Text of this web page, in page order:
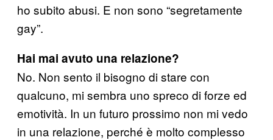
ho subito abusi. E non sono “segretamente
gay”.
Hai mai avuto una relazione?
No. Non sento il bisogno di stare con
qualcuno, mi sembra uno spreco di forze ed
emotività. In un futuro prossimo non mi vedo
in una relazione, perché è molto complesso